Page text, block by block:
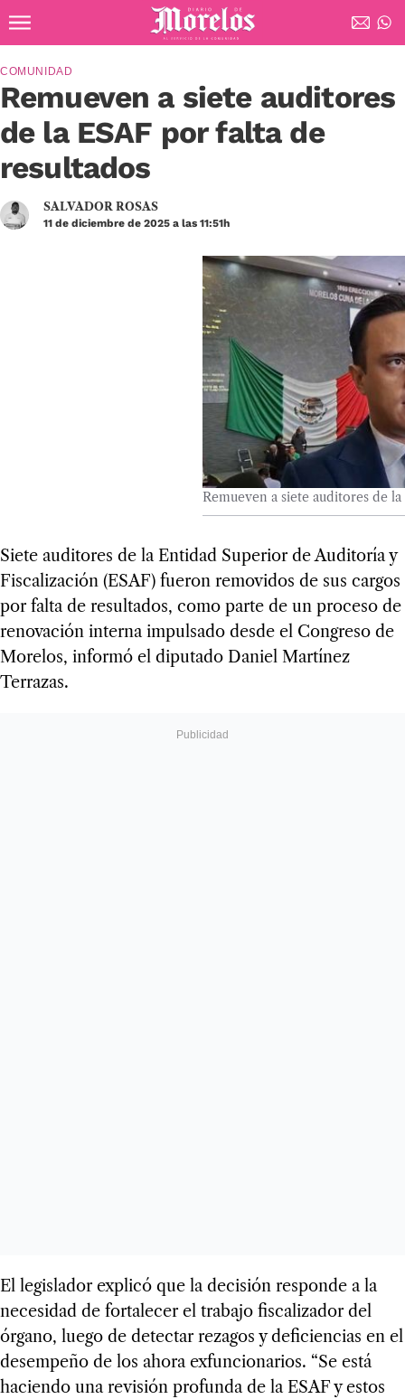
Diario de Morelos
Remueven a siete auditores
de la ESAF por falta de
resultados
COMUNIDAD
SALVADOR ROSAS
11 de diciembre de 2025 a las 11:51h
Remueven a siete auditores de
Siete auditores de la Entidad Superior de Auditoría y
Fiscalización (ESAF) fueron removidos de sus cargos
por falta de resultados, como parte de un proceso de
renovación interna impulsado desde el Congreso de
Morelos, informó el diputado Daniel Martínez
Terrazas.
El legislador explicó que la decisión responde a la
necesidad de fortalecer el trabajo fiscalizador del
órgano, luego de detectar rezagos y deficiencias en el
desempeño de los ahora exfuncionarios. “Se está
haciendo una revisión profunda de la ESAF y estos